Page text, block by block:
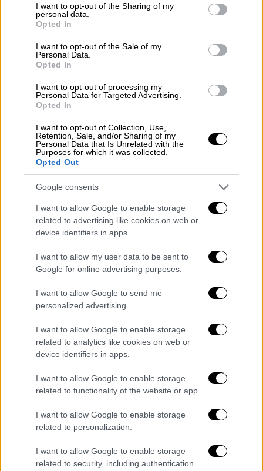
not limited to your visit or usage behaviour. You may click to
grant or deny consent to Google and its third-party tags to
use your data for below specified purposes in below Google
consent section.
I want to opt-out of the Sharing of my
personal data.
Opted In
I want to opt-out of the Sale of my
Personal Data.
Opted In
I want to opt-out of processing my
Personal Data for Targeted Advertising.
Opted In
I want to opt-out of Collection, Use,
Retention, Sale, and/or Sharing of my
Personal Data that Is Unrelated with the
Purposes for which it was collected.
Opted Out
Google consents
I want to allow Google to enable storage
related to advertising like cookies on web or
device identifiers in apps.
I want to allow my user data to be sent to
Google for online advertising purposes.
I want to allow Google to send me
personalized advertising.
I want to allow Google to enable storage
related to analytics like cookies on web or
device identifiers in apps.
I want to allow Google to enable storage
related to functionality of the website or app.
I want to allow Google to enable storage
related to personalization.
I want to allow Google to enable storage
related to security, including authentication
Σκληρή μάχη στο ΣΕΦ: Ο Ολυμπιακός
λύγισε τον Παναθηναϊκό στον πρώτο
τελικό
Οι Ερυθρόλευκοι έκαναν το 1-0 στη σειρά
Ελλάδα|03.06.2026 22:47
Βίντεο ντοκουμέντο με τον άγριο
ξυλοδαρμό 17χρονου από ομάδα 30
νεαρών στην Παιανία